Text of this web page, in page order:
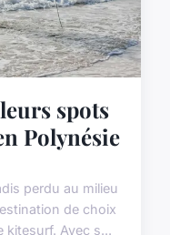
spots
Polynésie
perdu au milieu
de choix
kitesurf. Avec s...